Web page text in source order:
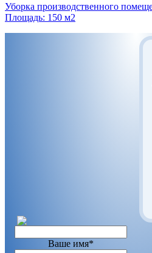
Уборка производственного
Площадь: 150 м2
Ваше имя*